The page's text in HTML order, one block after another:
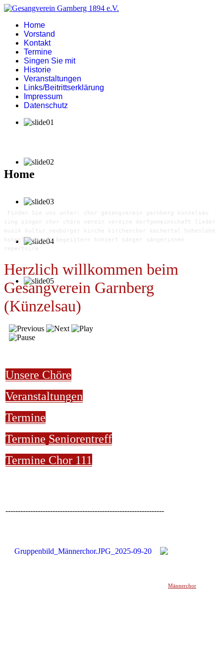
Home
Vorstand
Kontakt
Termine
Singen Sie mit
Historie
Veranstaltungen
Links/Beitrittserklärung
Impressum
Datenschutz
Home
Finden Sie uns unter: chor gesangverein garnberg künzelsau
sing singen chor chöre verein vereine dorfgemeinschaft lieder
musik kultur neubürger kirche kirchenchor kochertal hohenlohe
hohenlohekreis begeistern konzert sänger sängerinnen
repertoire
Herzlich willkommen beim
Gesangverein Garnberg
(Künzelsau)
Unsere Chöre
Veranstaltungen
Termine
Termine Seniorentreff
Termine Chor 111
----------------------------------------------------------------
Männerchor